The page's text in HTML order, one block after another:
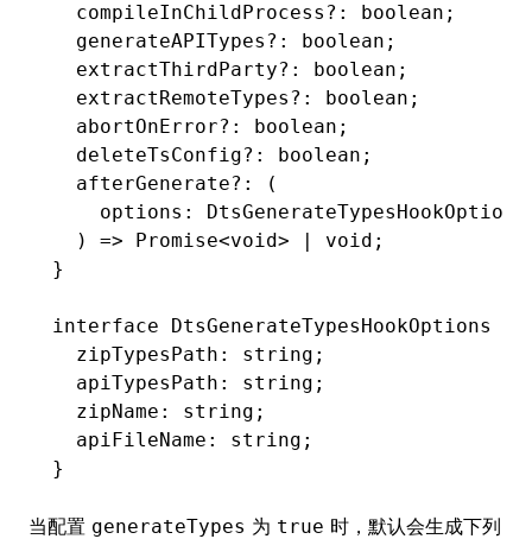
  compileInChildProcess
?: boolean ;
  generateAPITypes
?: boolean ;
  extractThirdParty
?: boolean ;
  extractRemoteTypes
?: boolean ;
  abortOnError
?: boolean ;
  deleteTsConfig
?: boolean ;
  afterGenerate
?:
(
    options
: DtsGenerateTypesHookOptions
  )
=> Promise<void> | void ;
}
interface DtsGenerateTypesHookOptions
  zipTypesPath
: string ;
  apiTypesPath
: string ;
  zipName
: string ;
  apiFileName
: string ;
}
当配置 generateTypes 为 true 时，默认会生成下列